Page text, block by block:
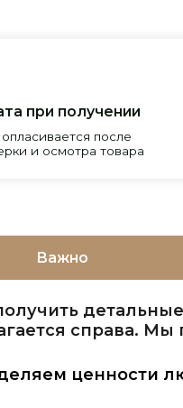
Важно
справа.
ценности